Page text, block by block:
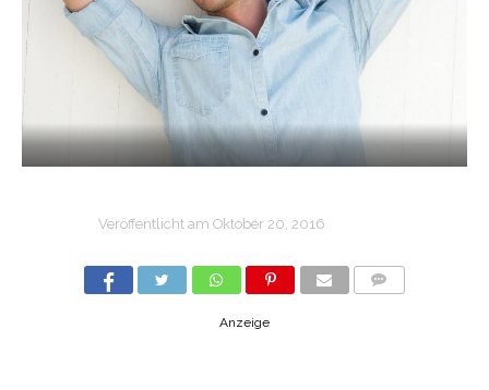
Veröffentlicht am Oktober 20, 2016
Anzeige